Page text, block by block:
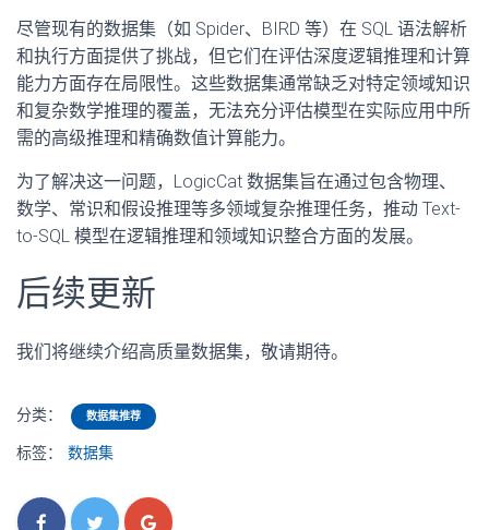
尽管现有的数据集（如 Spider、BIRD 等）在 SQL 语法解析
和执行方面提供了挑战，但它们在评估深度逻辑推理和计算
能力方面存在局限性。这些数据集通常缺乏对特定领域知识
和复杂数学推理的覆盖，无法充分评估模型在实际应用中所
需的高级推理和精确数值计算能力。
为了解决这一问题，LogicCat 数据集旨在通过包含物理、
数学、常识和假设推理等多领域复杂推理任务，推动 Text-
to-SQL 模型在逻辑推理和领域知识整合方面的发展。
后续更新
我们将继续介绍高质量数据集，敬请期待。
分类： 数据集推荐
标签： 数据集